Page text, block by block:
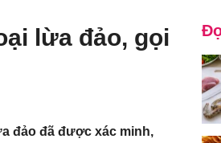
lừa đảo, gọi
đảo đã được xác minh,